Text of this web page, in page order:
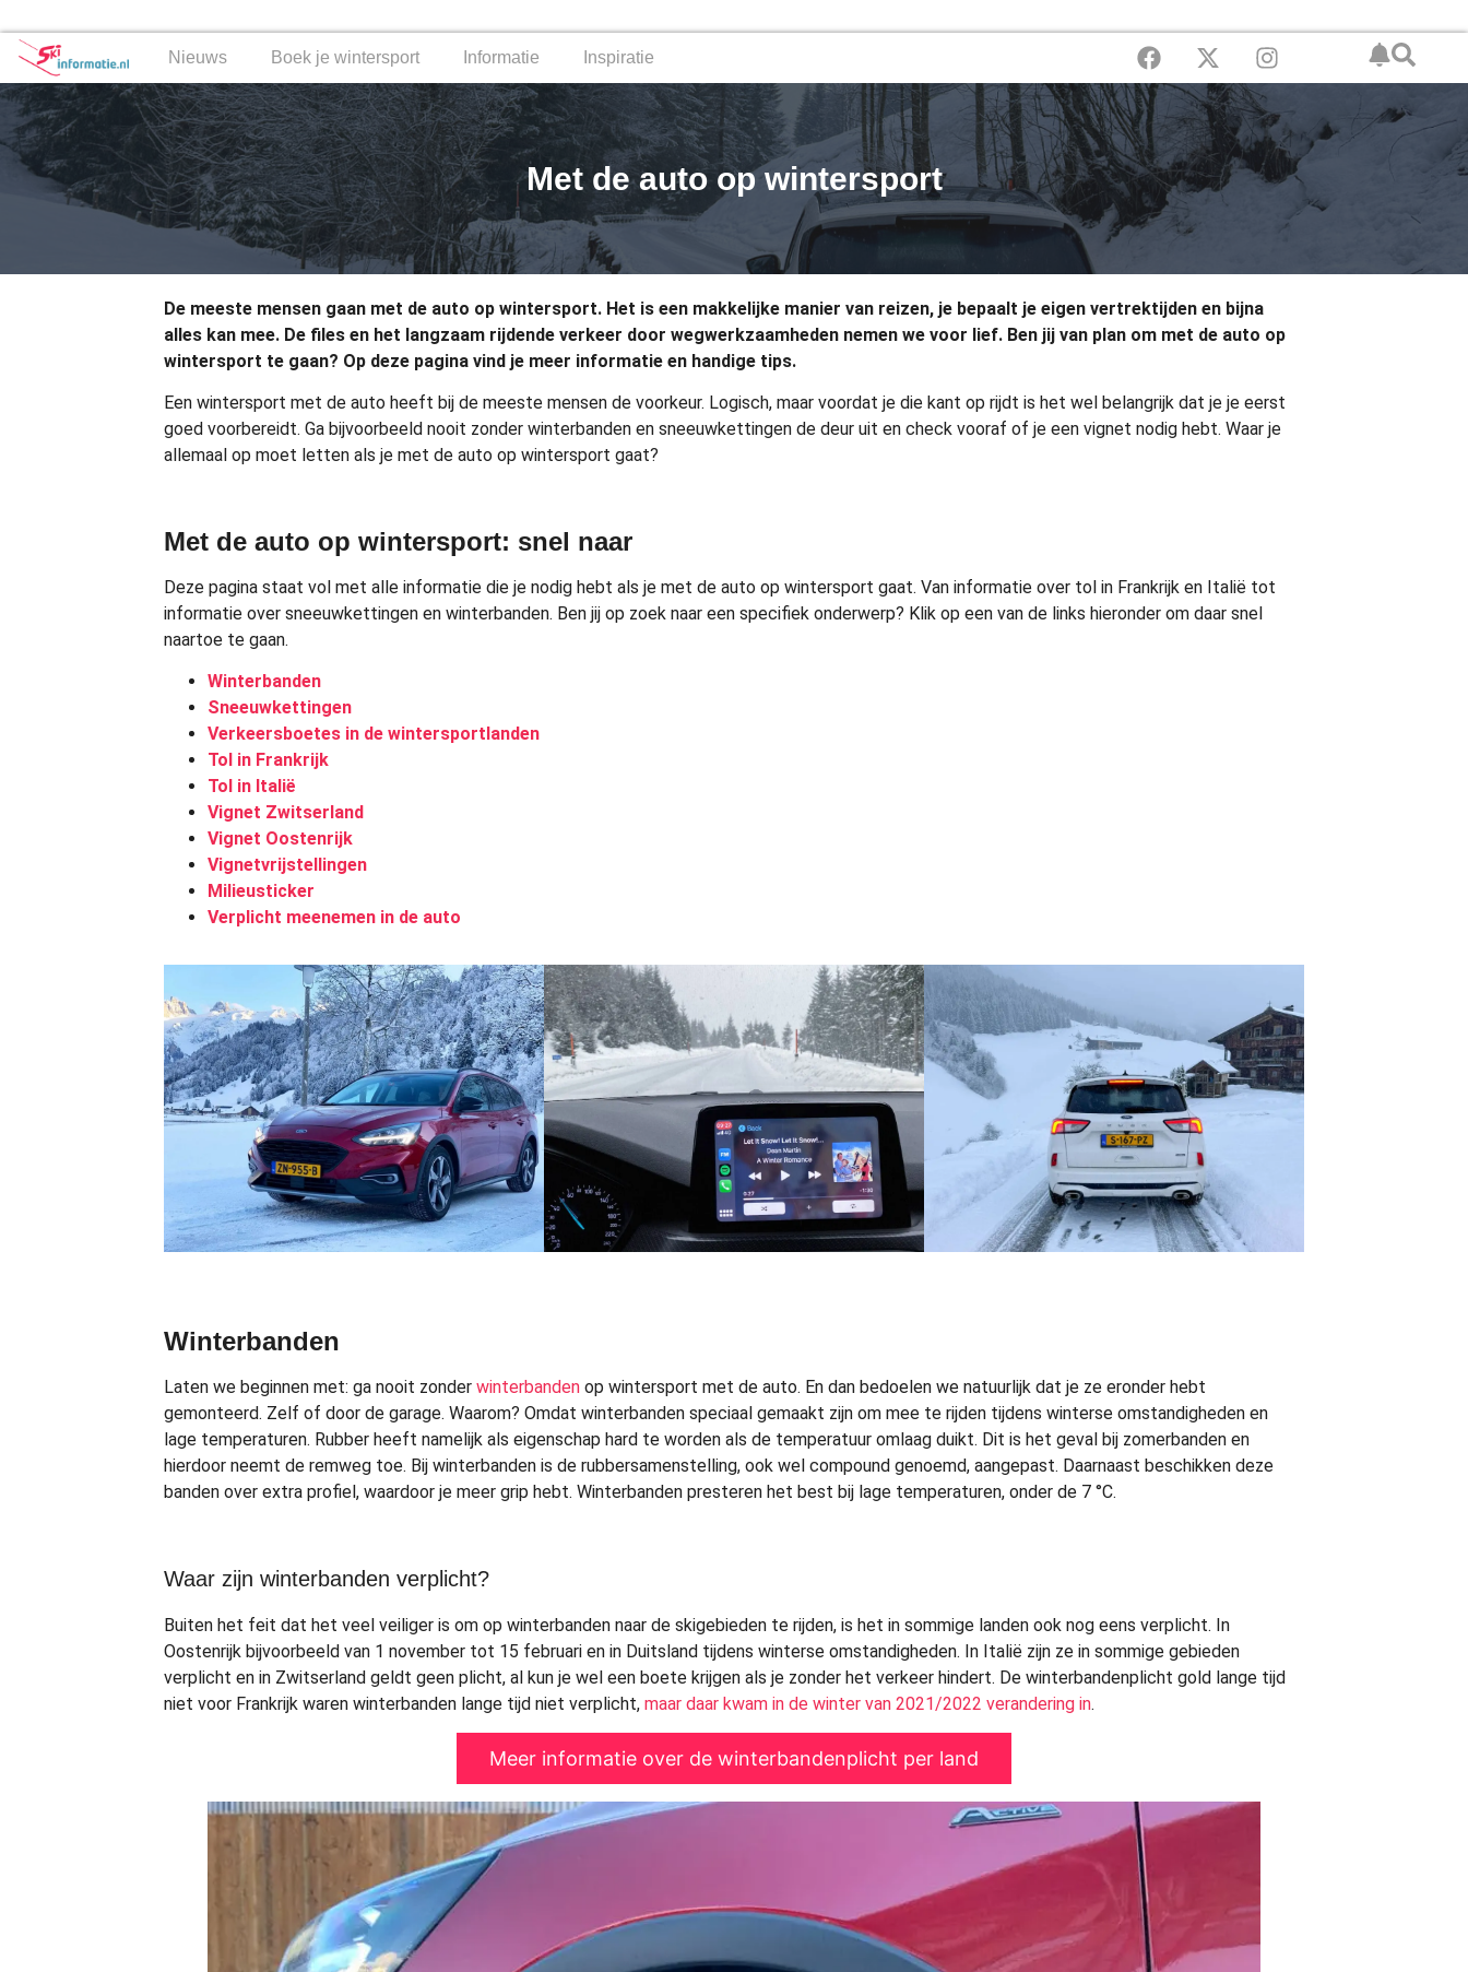
Nieuws Boek je wintersport Informatie Inspiratie
Met de auto op wintersport
De meeste mensen gaan met de auto op wintersport. Het is een makkelijke manier van reizen, je bepaalt je eigen vertrektijden en bijna
alles kan mee. De files en het langzaam rijdende verkeer door wegwerkzaamheden nemen we voor lief. Ben jij van plan om met de auto op
wintersport te gaan? Op deze pagina vind je meer informatie en handige tips.
Een wintersport met de auto heeft bij de meeste mensen de voorkeur. Logisch, maar voordat je die kant op rijdt is het wel belangrijk dat je je eerst
goed voorbereidt. Ga bijvoorbeeld nooit zonder winterbanden en sneeuwkettingen de deur uit en check vooraf of je een vignet nodig hebt. Waar je
allemaal op moet letten als je met de auto op wintersport gaat?
Met de auto op wintersport: snel naar
Deze pagina staat vol met alle informatie die je nodig hebt als je met de auto op wintersport gaat. Van informatie over tol in Frankrijk en Italië tot
informatie over sneeuwkettingen en winterbanden. Ben jij op zoek naar een specifiek onderwerp? Klik op een van de links hieronder om daar snel
naartoe te gaan.
Winterbanden
Sneeuwkettingen
Verkeersboetes in de wintersportlanden
Tol in Frankrijk
Tol in Italië
Vignet Zwitserland
Vignet Oostenrijk
Vignetvrijstellingen
Milieusticker
Verplicht meenemen in de auto
Winterbanden
Laten we beginnen met: ga nooit zonderwinterbanden op wintersport met de auto. En dan bedoelen we natuurlijk dat je ze eronder hebt
gemonteerd. Zelf of door de garage. Waarom? Omdat winterbanden speciaal gemaakt zijn om mee te rijden tijdens winterse omstandigheden en
lage temperaturen. Rubber heeft namelijk als eigenschap hard te worden als de temperatuur omlaag duikt. Dit is het geval bij zomerbanden en
hierdoor neemt de remweg toe. Bij winterbanden is de rubbersamenstelling, ook wel compound genoemd, aangepast. Daarnaast beschikken deze
banden over extra profiel, waardoor je meer grip hebt. Winterbanden presteren het best bij lage temperaturen, onder de 7 °C.
Waar zijn winterbanden verplicht?
Buiten het feit dat het veel veiliger is om op winterbanden naar de skigebieden te rijden, is het in sommige landen ook nog eens verplicht. In
Oostenrijk bijvoorbeeld van 1 november tot 15 februari en in Duitsland tijdens winterse omstandigheden. In Italië zijn ze in sommige gebieden
verplicht en in Zwitserland geldt geen plicht, al kun je wel een boete krijgen als je zonder het verkeer hindert. De winterbandenplicht gold lange tijd
niet voor Frankrijk waren winterbanden lange tijd niet verplicht,maar daar kwam in de winter van 2021/2022 verandering in.
Meer informatie over de winterbandenplicht per land